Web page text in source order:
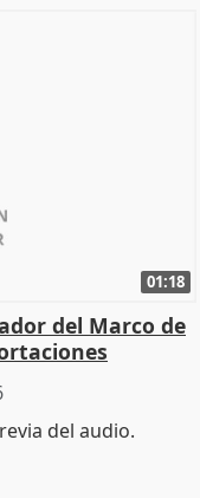
01:18
del Marco de